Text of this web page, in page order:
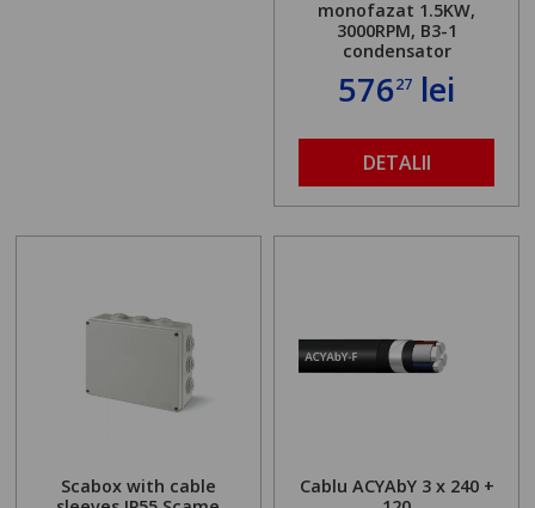
monofazat 1.5KW,
3000RPM, B3-1
condensator
57627 lei
DETALII
Scabox with cable
Cablu ACYAbY 3 x 240 +